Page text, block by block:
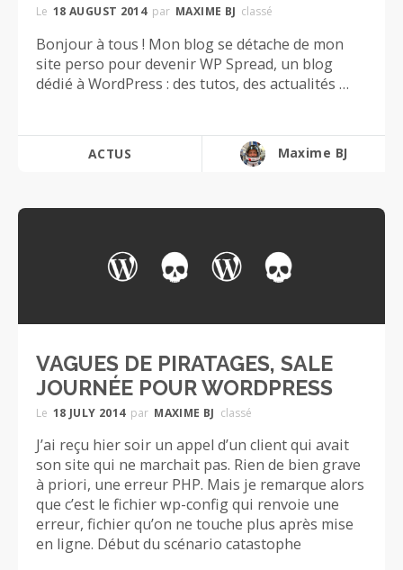
Le 18 AUGUST 2014 par MAXIME BJ classé
Bonjour à tous ! Mon blog se détache de mon
site perso pour devenir WP Spread, un blog
dédié à WordPress : des tutos, des actualités …
ACTUS Maxime BJ
VAGUES DE PIRATAGES, SALE
JOURNÉE POUR WORDPRESS
Le 18 JULY 2014 par MAXIME BJ classé
J’ai reçu hier soir un appel d’un client qui avait
son site qui ne marchait pas. Rien de bien grave
à priori, une erreur PHP. Mais je remarque alors
que c’est le fichier wp-config qui renvoie une
erreur, fichier qu’on ne touche plus après mise
en ligne. Début du scénario catastophe